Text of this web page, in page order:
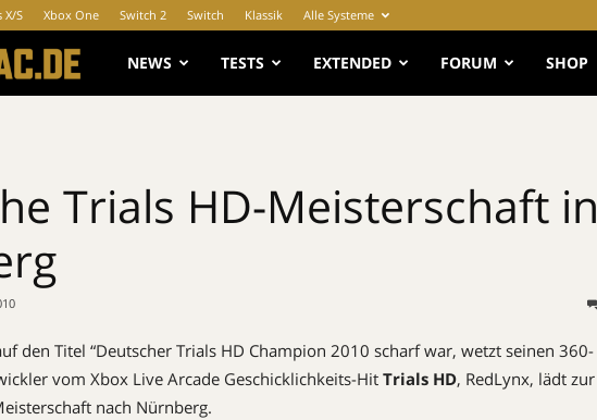
X/S Xbox One Switch 2 Switch Klassik Alle Systeme
MANIAC.de
NEWS TESTS EXTENDED FORUM SHOP
Trials HD-Meisterschaft in
den Titel “Deutscher Trials HD Champion 2010 scharf war, wetzt seinen 360-
vom Xbox Live Arcade Geschicklichkeits-Hit Trials HD, RedLynx, lädt zur
nach Nürnberg.